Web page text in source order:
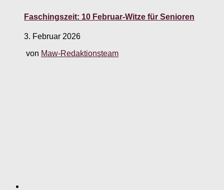
Faschingszeit: 10 Februar-Witze für Senioren
3. Februar 2026
von Maw-Redaktionsteam